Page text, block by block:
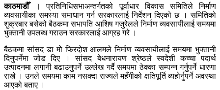
काठमाडौँ ।
प्रतिनिधिसभाअन्तर्गतको पूर्वाधार विकास समितिले निर्माण
व्यवसायीका समस्या समाधान गर्न सरकारलाई निर्देशन दिएको छ । समितिको
शुक्रबार बसेको बैठकमा सभापति आशिष गजुरेलले निर्माण व्यवसायीलाई समयमा
भुक्तानी उपलब्ध गराउन सरकारलाई आग्रह गरे ।
बैठकमा सांसद डा मो फिरदोश आलमले निर्माण व्यवसायीलाई समयमा भुक्तानी
दिनुपर्नेमा जोड दिए । सांसद बेधनारायण श्रेष्ठले स्वदेशी कच्चा पदार्थ
उत्पादनमा लगानी बढाउनुपर्ने उल्लेख गर्दै समयमा ठेक्का सम्पन्न गर्नुपर्ने धारणा
राखे । उनले समयमा काम नसक्दा राज्यले महँगीको क्षतिपूर्ति व्यहोर्नुपर्ने अवस्था
आएको बताए ।